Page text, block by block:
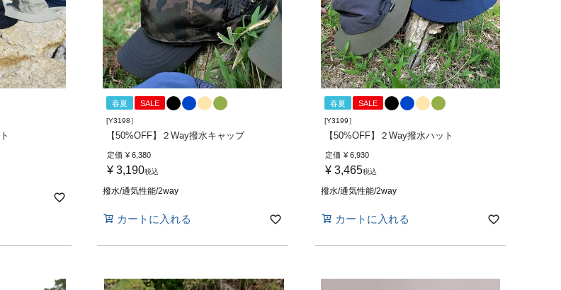
春夏 SALE
[Y3198］
【50%OFF】２Way撥水キャップ
定価 ¥ 6,380
¥ 3,190税込
撥水/通気性能/2way
カートに入れる
春夏 SALE
[Y3199］
【50%OFF】２Way撥水ハット
定価 ¥ 6,930
¥ 3,465税込
撥水/通気性能/2way
カートに入れる